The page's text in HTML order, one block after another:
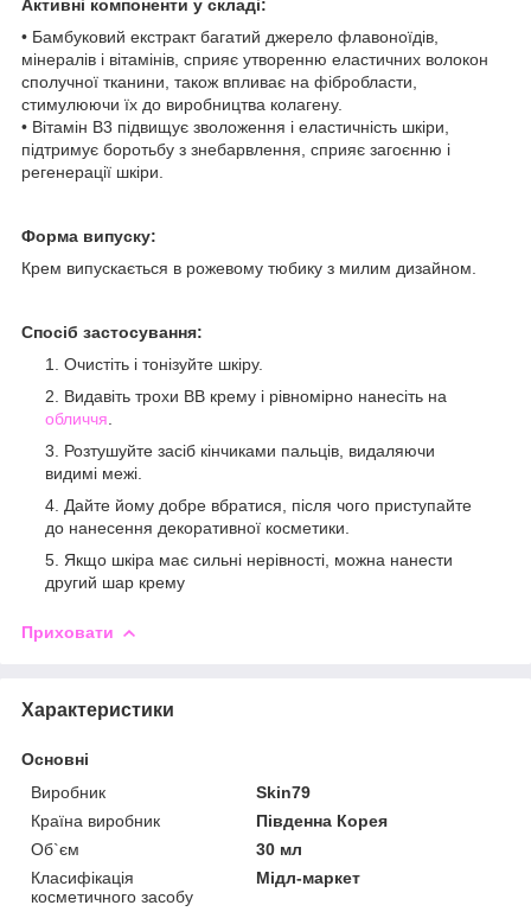
Активні компоненти у складі:
• Бамбуковий екстракт багатий джерело флавоноїдів,
мінералів і вітамінів, сприяє утворенню еластичних волокон
сполучної тканини, також впливає на фібробласти,
стимулюючи їх до виробництва колагену.
• Вітамін B3 підвищує зволоження і еластичність шкіри,
підтримує боротьбу з знебарвлення, сприяє загоєнню і
регенерації шкіри.
Форма випуску:
Крем випускається в рожевому тюбику з милим дизайном.
Спосіб застосування:
Очистіть і тонізуйте шкіру.
Видавіть трохи ВВ крему і рівномірно нанесіть на
обличчя
Розтушуйте засіб кінчиками пальців, видаляючи
видимі межі.
Дайте йому добре вбратися, після чого приступайте
до нанесення декоративної косметики.
Якщо шкіра має сильні нерівності, можна нанести
другий шар крему
Приховати
Характеристики
Основні
Виробник
Skin79
Країна виробник
Південна Корея
Об`єм
30 мл
Класифікація
косметичного засобу
Мідл-маркет